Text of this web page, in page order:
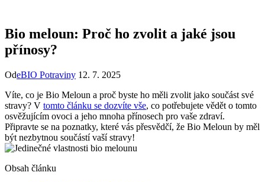
Bio meloun: Proč ho zvolit a jaké jsou
přínosy?
OdeBIO Potraviny 12. 7. 2025
Víte, co⁢ je Bio Meloun a ⁤proč⁤ byste ho měli zvolit jako součást‌ své‍
stravy? V ‌ tomto článku se dozvíte vše, co potřebujete vědět o ⁤tomto
‍osvěžujícím ovoci a⁢ jeho mnoha přínosech pro​ vaše zdraví.‌
Připravte se na poznatky, které ⁤vás přesvědčí, že Bio Meloun by měl
být nezbytnou ‍součástí⁤ vaší stravy!
Obsah článku